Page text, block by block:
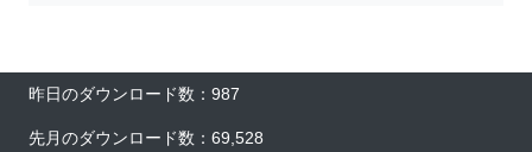
昨日のダウンロード数：987
先月のダウンロード数：69,528